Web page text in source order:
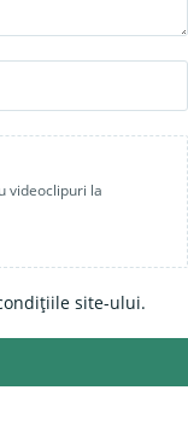
videoclipuri la
site-ului.